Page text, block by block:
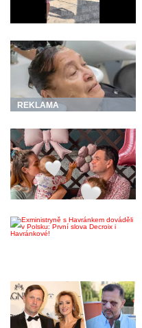
REKLAMA